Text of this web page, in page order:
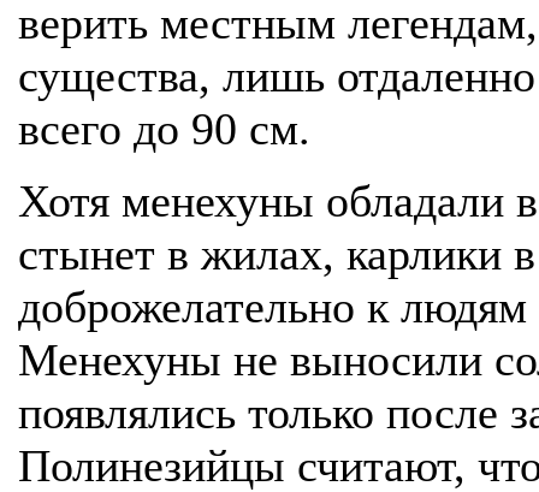
верить местным
существа, лишь
всего до 90 см.
Хотя менехуны обладали
стынет в жилах, карлики
доброжелательно к
Менехуны не выносили
появлялись только после
Полинезийцы считают,